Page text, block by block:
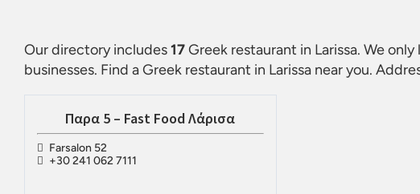
Our directory includes17Greek restaurant in Larissa. We
businesses. Find aGreek restaurant in Larissa near you.
Παρα 5 – Fast Food Λάρισα
Farsalon 52
+30 241 062 7111